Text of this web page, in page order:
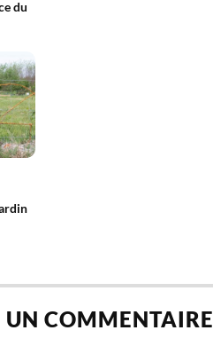
du
UN COMMENTAIRE